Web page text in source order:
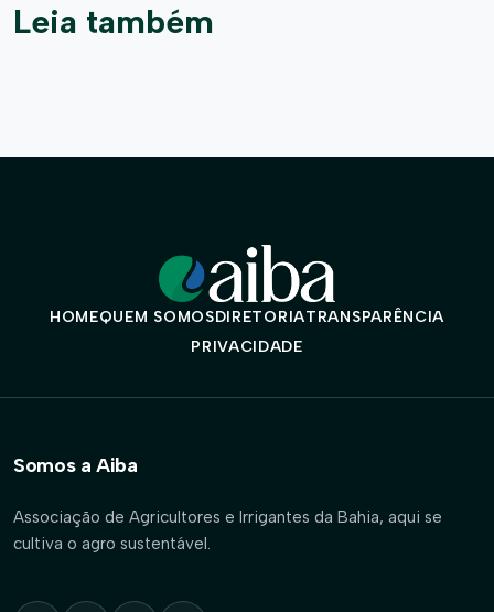
Leia também
HOMEQUEM SOMOSDIRETORIATRANSPARÊNCIA
PRIVACIDADE
Somos a Aiba
Associação de Agricultores e Irrigantes da Bahia, aqui se
cultiva o agro sustentável.